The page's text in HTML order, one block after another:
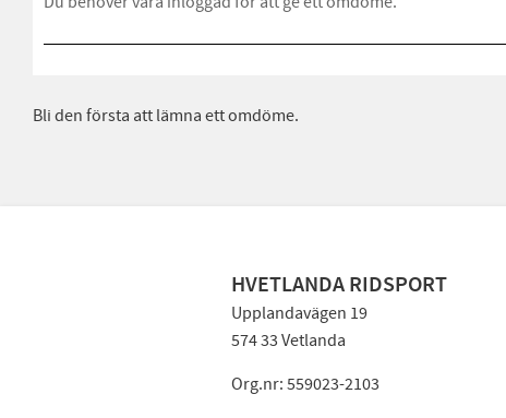
Bli den första att lämna ett omdöme.
HVETLANDA RIDSPORT
Upplandavägen 19
574 33 Vetlanda
Org.nr: 559023-2103